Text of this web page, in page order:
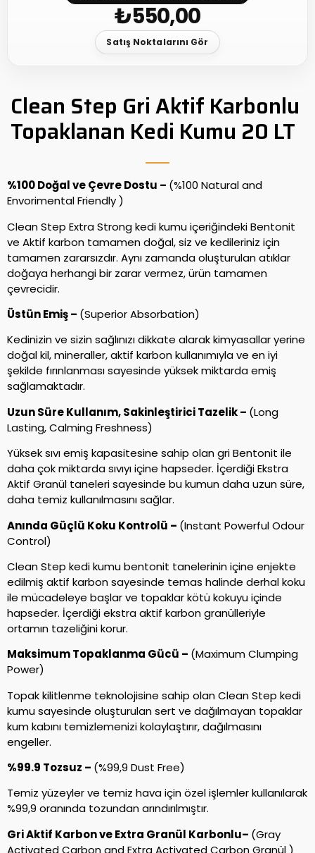
Clean Step Gri Aktif Karbonlu
Topaklanan Kedi Kumu 20 LT
%100 Doğal ve Çevre Dostu – (%100 Natural and
Envorimental Friendly )
Clean Step Extra Strong kedi kumu içeriğindeki Bentonit
ve Aktif karbon tamamen doğal, siz ve kedileriniz için
tamamen zararsızdır. Aynı zamanda oluşturulan atıklar
doğaya herhangi bir zarar vermez, ürün tamamen
çevrecidir.
Üstün Emiş – (Superior Absorbation)
Kedinizin ve sizin sağlınızı dikkate alarak kimyasallar yerine
doğal kil, mineraller, aktif karbon kullanımıyla ve en iyi
şekilde fırınlanması sayesinde yüksek miktarda emiş
sağlamaktadır.
Uzun Süre Kullanım, Sakinleştirici Tazelik – (Long
Lasting, Calming Freshness)
Yüksek sıvı emiş kapasitesine sahip olan gri Bentonit ile
daha çok miktarda sıvıyı içine hapseder. İçerdiği Ekstra
Aktif Granül taneleri sayesinde bu kumun daha uzun süre,
daha temiz kullanılmasını sağlar.
Anında Güçlü Koku Kontrolü – (Instant Powerful Odour
Control)
Clean Step kedi kumu bentonit tanelerinin içine enjekte
edilmiş aktif karbon sayesinde temas halinde derhal koku
ile mücadeleye başlar ve topaklar kötü kokuyu içinde
hapseder. İçerdiği ekstra aktif karbon granülleriyle
ortamın tazeliğini korur.
Maksimum Topaklanma Gücü – (Maximum Clumping
Power)
Topak kilitlenme teknolojisine sahip olan Clean Step kedi
kumu sayesinde oluşturulan sert ve dağılmayan topaklar
kum kabını temizlemenizi kolaylaştırır, dağılmasını
engeller.
%99.9 Tozsuz – (%99,9 Dust Free)
Temiz yüzeyler ve temiz hava için özel işlemler kullanılarak
%99,9 oranında tozundan arındırılmıştır.
Gri Aktif Karbon ve Extra Granül Karbonlu– (Gray
Activated Carbon and Extra Activated Carbon Granül )
₺550,00
Satış Noktalarını Gör